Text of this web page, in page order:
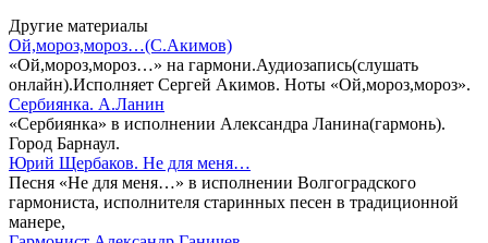
Другие материалы
Ой,мороз,мороз…(С.Акимов)
«Ой,мороз,мороз…» на гармони.Аудиозапись(слушать
онлайн).Исполняет Сергей Акимов. Ноты «Ой,мороз,мороз».
Сербиянка. А.Ланин
«Сербиянка» в исполнении Александра Ланина(гармонь).
Город Барнаул.
Юрий Щербаков. Не для меня…
Песня «Не для меня…» в исполнении Волгоградского
гармониста, исполнителя старинных песен в традиционной
манере,